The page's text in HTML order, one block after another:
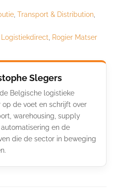
, Transport & Distribution,
Logistiekdirect, Rogier Matser
Slegers
Belgische logistieke
op de voet en schrijft over
warehousing, supply
automatisering en de
die de sector in beweging